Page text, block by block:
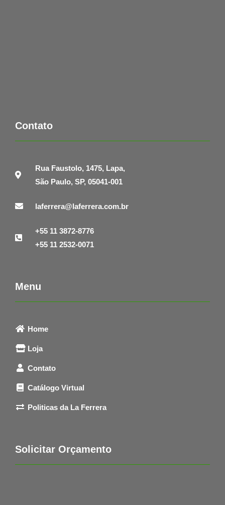
Contato
Rua Faustolo, 1475, Lapa,
São Paulo, SP, 05041-001
laferrera@laferrera.com.br
+55 11 3872-8776
+55 11 2532-0071
Menu
Home
Loja
Contato
Catálogo Virtual
Politicas da La Ferrera
Solicitar Orçamento